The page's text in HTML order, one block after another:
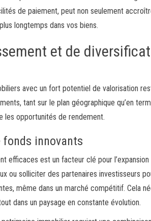
de paiement, peut non seulement
longtemps dans vos biens.
et de
avec un fort potentiel de valorisation
tant sur le plan géographique qu’en
les opportunités de rendement.
fonds innovants
efficaces est un facteur clé pour
ou solliciter des partenaires investisseurs
même dans un marché compétitif. Cela
dans un paysage en constante évolution.